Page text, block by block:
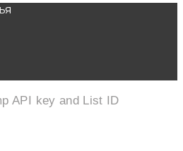
API key and List ID